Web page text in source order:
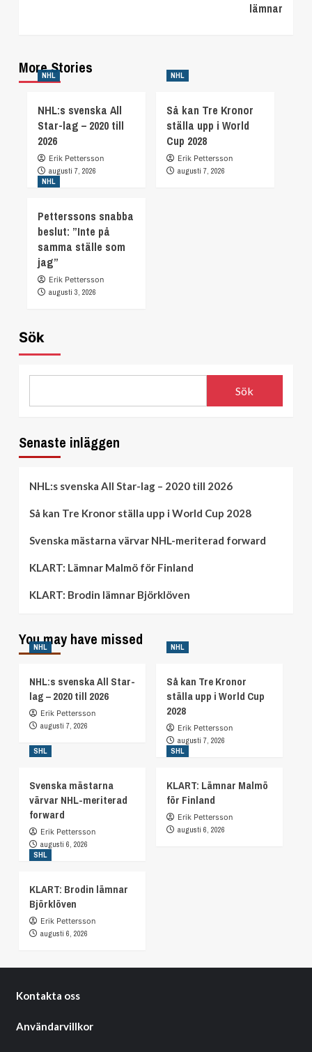
lämnar
More Stories
NHL
NHL:s svenska All
Star-lag – 2020 till
2026
Erik Pettersson
augusti 7, 2026
NHL
Så kan Tre Kronor
ställa upp i World
Cup 2028
Erik Pettersson
augusti 7, 2026
NHL
Petterssons snabba
beslut: ”Inte på
samma ställe som
jag”
Erik Pettersson
augusti 3, 2026
Sök
Sök
Senaste inläggen
NHL:s svenska All Star-lag – 2020 till 2026
Så kan Tre Kronor ställa upp i World Cup 2028
Svenska mästarna värvar NHL-meriterad forward
KLART: Lämnar Malmö för Finland
KLART: Brodin lämnar Björklöven
You may have missed
NHL
NHL:s svenska All Star-
lag – 2020 till 2026
Erik Pettersson
augusti 7, 2026
NHL
Så kan Tre Kronor
ställa upp i World Cup
2028
Erik Pettersson
augusti 7, 2026
SHL
Svenska mästarna
värvar NHL-meriterad
forward
Erik Pettersson
augusti 6, 2026
SHL
KLART: Lämnar Malmö
för Finland
Erik Pettersson
augusti 6, 2026
SHL
KLART: Brodin lämnar
Björklöven
Erik Pettersson
augusti 6, 2026
Kontakta oss
Användarvillkor